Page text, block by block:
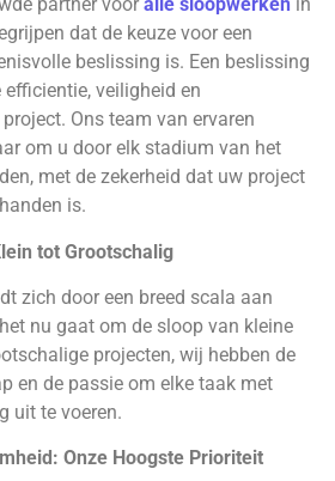
dat de keuze voor een
beslissing is. Een beslissing
veiligheid en
Ons team van ervaren
om u door elk stadium van het
met de zekerheid dat uw project
is.
tot Grootschalig
zich door een breed scala aan
nu gaat om de sloop van kleine
projecten, wij hebben de
en de passie om elke taak met
uit te voeren.
Onze Hoogste Prioriteit